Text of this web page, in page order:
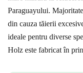
Paraguayului.
din cauza tăierii
ideale pentru diverse
Holz este fabricat în